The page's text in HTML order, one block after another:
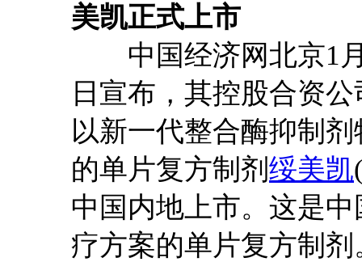
美凯正式上市
中国经济网北京1月
日宣布，其控股合资
以新一代整合酶抑制
的单片复方制剂 绥美凯
中国内地上市。这是
疗方案的单片复方制